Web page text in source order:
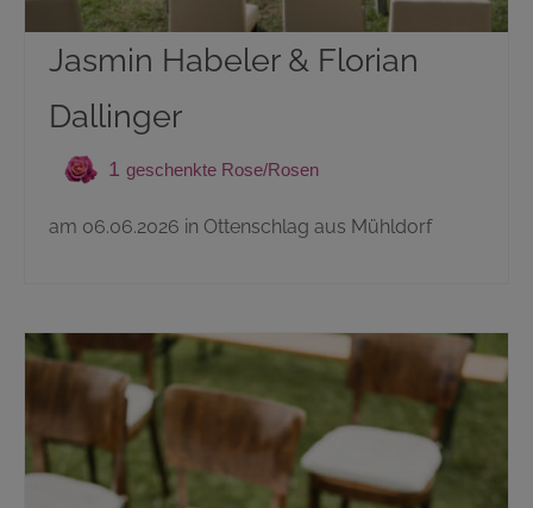
Jasmin Habeler & Florian
Dallinger
1
am 06.06.2026 in Ottenschlag aus Mühldorf